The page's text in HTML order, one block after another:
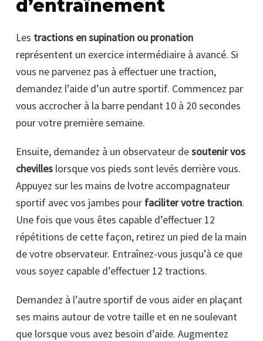
d’entraînement
Les tractions en supination ou pronation
représentent un exercice intermédiaire à avancé. Si
vous ne parvenez pas à effectuer une traction,
demandez l’aide d’un autre sportif. Commencez par
vous accrocher à la barre pendant 10 à 20 secondes
pour votre première semaine.
Ensuite, demandez à un observateur desoutenir vos
chevilles lorsque vos pieds sont levés derrière vous.
Appuyez sur les mains de lvotre accompagnateur
sportif avec vos jambes pour faciliter votre traction.
Une fois que vous êtes capable d’effectuer 12
répétitions de cette façon, retirez un pied de la main
de votre observateur. Entraînez-vous jusqu’à ce que
vous soyez capable d’effectuer 12 tractions.
Demandez à l’autre sportif de vous aider en plaçant
ses mains autour de votre taille et en ne soulevant
que lorsque vous avez besoin d’aide. Augmentez